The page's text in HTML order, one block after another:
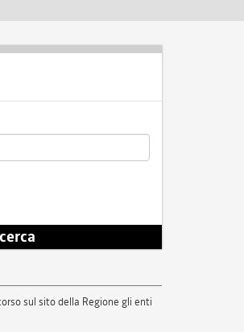
cerca
sul sito della Regione gli enti